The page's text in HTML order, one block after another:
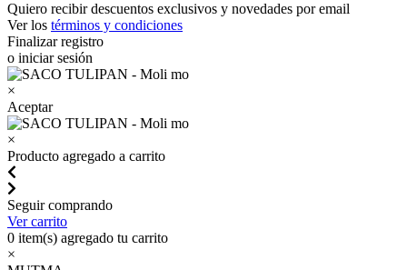
Quiero recibir descuentos exclusivos y novedades por email
Ver los términos y condiciones
Finalizar registro
o iniciar sesión
×
Aceptar
×
Producto agregado a carrito
Seguir comprando
Ver carrito
0 item(s) agregado tu carrito
×